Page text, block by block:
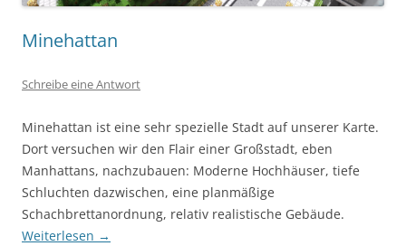
Minehattan
Schreibe eine Antwort
Minehattan ist eine sehr spezielle Stadt auf unserer Karte.
Dort versuchen wir den Flair einer Großstadt, eben
Manhattans, nachzubauen: Moderne Hochhäuser, tiefe
Schluchten dazwischen, eine planmäßige
Schachbrettanordnung, relativ realistische Gebäude.
Weiterlesen →